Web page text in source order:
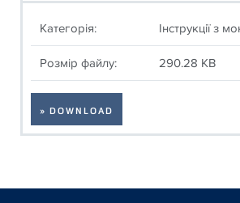
Категорія: Інструкції з
Розмір файлу: 290.28 KB
» DOWNLOAD